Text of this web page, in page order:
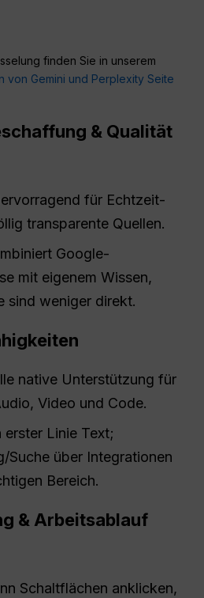
finden Sie in unserem
von Gemini und Perplexity Seite
& Qualität
für Echtzeit-
transparente Quellen.
Google-
mit eigenem Wissen,
sind weniger direkt.
native Unterstützung für
Video und Code.
erster Linie Text;
Suche über Integrationen
Bereich.
& Arbeitsablauf
Schaltflächen anklicken,